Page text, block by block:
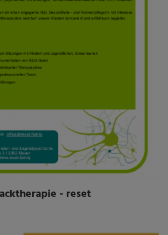
- reset